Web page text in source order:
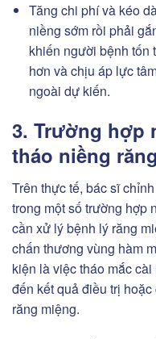
Tăng chi phí và kéo
niềng sớm rồi phải
khiến người bệnh tốn
hơn và chịu áp lực
ngoài dự kiến.
3. Trường hợp
tháo niềng
Trên thực tế, bác sĩ
trong một số trường hợp
cần xử lý bệnh lý răng
chấn thương vùng hàm
kiện là việc tháo mắc
đến kết quả điều trị
răng miệng.